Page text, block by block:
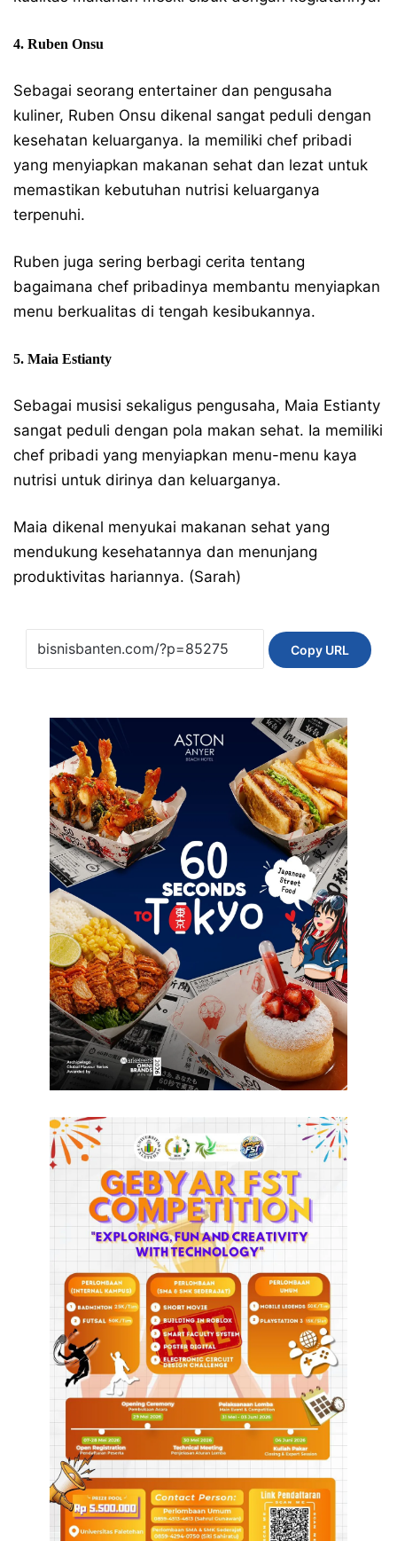
4. Ruben Onsu
Sebagai seorang entertainer dan pengusaha
kuliner, Ruben Onsu dikenal sangat peduli dengan
kesehatan keluarganya. Ia memiliki chef pribadi
yang menyiapkan makanan sehat dan lezat untuk
memastikan kebutuhan nutrisi keluarganya
terpenuhi.
Ruben juga sering berbagi cerita tentang
bagaimana chef pribadinya membantu menyiapkan
menu berkualitas di tengah kesibukannya.
5. Maia Estianty
Sebagai musisi sekaligus pengusaha, Maia Estianty
sangat peduli dengan pola makan sehat. Ia memiliki
chef pribadi yang menyiapkan menu-menu kaya
nutrisi untuk dirinya dan keluarganya.
Maia dikenal menyukai makanan sehat yang
mendukung kesehatannya dan menunjang
produktivitas hariannya. (Sarah)
Copy URL